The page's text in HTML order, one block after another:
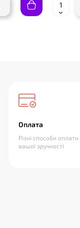
Оплата
Різні способи
вашої зручності